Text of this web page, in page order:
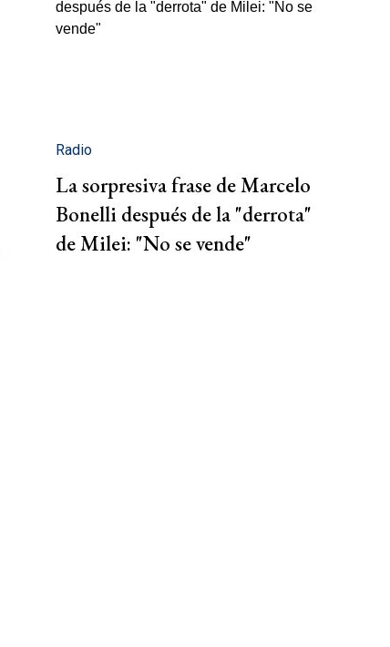
Radio
La sorpresiva frase de Marcelo
Bonelli después de la "derrota"
de Milei: "No se vende"